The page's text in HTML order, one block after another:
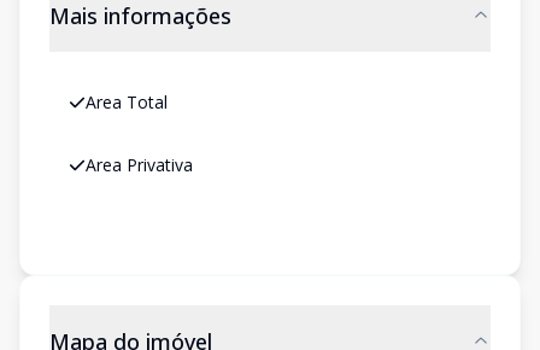
Mais informações
Area Total
Area Privativa
Mapa do imóvel